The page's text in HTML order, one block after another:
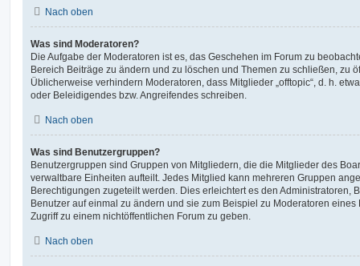
Nach oben
Was sind Moderatoren?
Die Aufgabe der Moderatoren ist es, das Geschehen im Forum zu
Bereich Beiträge zu ändern und zu löschen und Themen zu schließen, zu
Üblicherweise verhindern Moderatoren, dass Mitglieder „offtopic“, d. h.
oder Beleidigendes bzw. Angreifendes schreiben.
Nach oben
Was sind Benutzergruppen?
Benutzergruppen sind Gruppen von Mitgliedern, die die Mitglieder des
verwaltbare Einheiten aufteilt. Jedes Mitglied kann mehreren Gruppen
Berechtigungen zugeteilt werden. Dies erleichtert es den Administratoren,
Benutzer auf einmal zu ändern und sie zum Beispiel zu Moderatoren
Zugriff zu einem nichtöffentlichen Forum zu geben.
Nach oben